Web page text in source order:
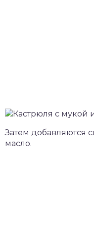
Затем добавляются
масло.